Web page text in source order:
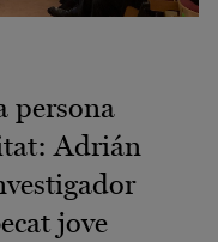
persona
Adrián
jove